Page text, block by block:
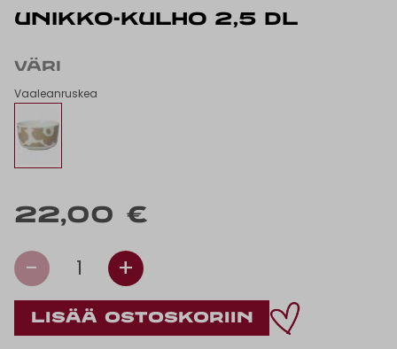
UNIKKO-KULHO 2,5 DL
VÄRI
Vaaleanruskea
22,00 €
- 1 +